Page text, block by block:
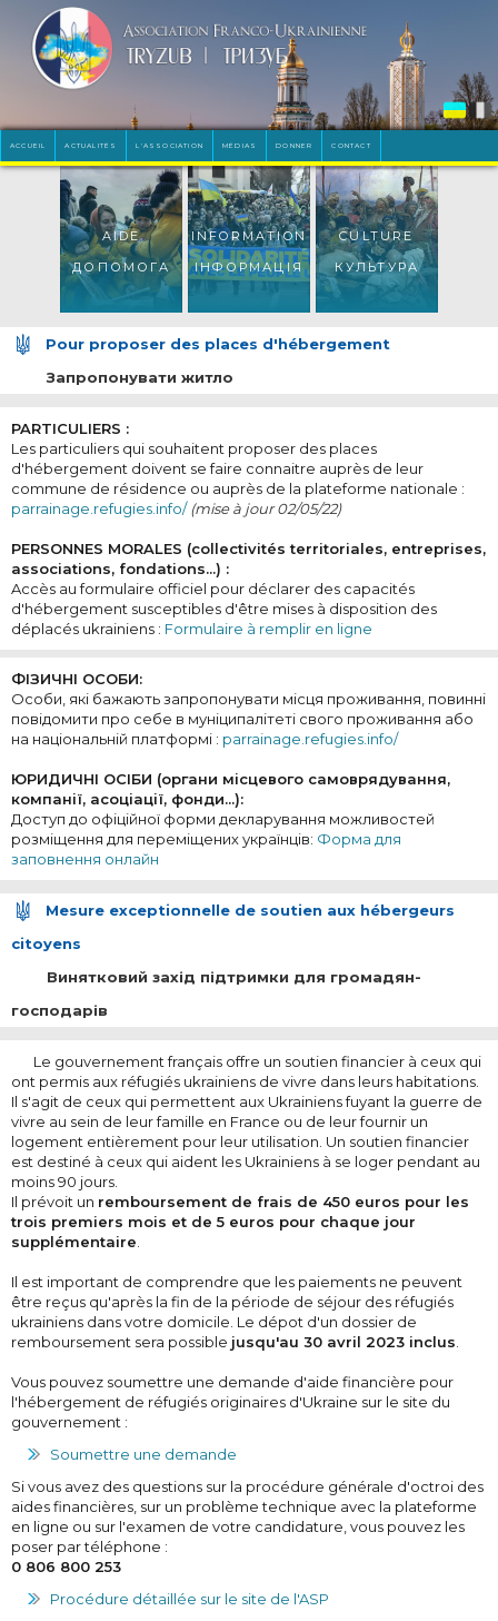
ACCUEIL ACTUALITÉS L'ASSOCIATION MÉDIAS DONNER CONTACT
AIDE
ДОПОМОГА
INFORMATION
ІНФОРМАЦІЯ
CULTURE
КУЛЬТУРА
Pour proposer des places d'hébergement
Запропонувати житло
PARTICULIERS :
Les particuliers qui souhaitent proposer des places
d'hébergement doivent se faire connaitre auprès de leur
commune de résidence ou auprès de la plateforme nationale :
parrainage.refugies.info/ (mise à jour 02/05/22)
PERSONNES MORALES (collectivités territoriales, entreprises,
associations, fondations...) :
Accès au formulaire officiel pour déclarer des capacités
d'hébergement susceptibles d'être mises à disposition des
déplacés ukrainiens : Formulaire à remplir en ligne
ФІЗИЧНІ ОСОБИ:
Особи, які бажають запропонувати місця проживання, повинні
повідомити про себе в муніципалітеті свого проживання або
на національній платформі : parrainage.refugies.info/
ЮРИДИЧНІ ОСІБИ (органи місцевого самоврядування,
компанії, асоціації, фонди...):
Доступ до офіційної форми декларування можливостей
розміщення для переміщених українців: Форма для
заповнення онлайн
Mesure exceptionnelle de soutien aux hébergeurs
citoyens
Винятковий захід підтримки для громадян-
господарів
Le gouvernement français offre un soutien financier à ceux qui
ont permis aux réfugiés ukrainiens de vivre dans leurs habitations.
Il s'agit de ceux qui permettent aux Ukrainiens fuyant la guerre de
vivre au sein de leur famille en France ou de leur fournir un
logement entièrement pour leur utilisation. Un soutien financier
est destiné à ceux qui aident les Ukrainiens à se loger pendant au
moins 90 jours.
Il prévoit un remboursement de frais de 450 euros pour les
trois premiers mois et de 5 euros pour chaque jour
supplémentaire
Il est important de comprendre que les paiements ne peuvent
être reçus qu'après la fin de la période de séjour des réfugiés
ukrainiens dans votre domicile. Le dépot d'un dossier de
remboursement sera possible jusqu'au 30 avril 2023 inclus
Vous pouvez soumettre une demande d'aide financière pour
l'hébergement de réfugiés originaires d'Ukraine sur le site du
gouvernement :
Soumettre une demande
Si vous avez des questions sur la procédure générale d'octroi des
aides financières, sur un problème technique avec la plateforme
en ligne ou sur l'examen de votre candidature, vous pouvez les
poser par téléphone :
0 806 800 253
Procédure détaillée sur le site de l'ASP